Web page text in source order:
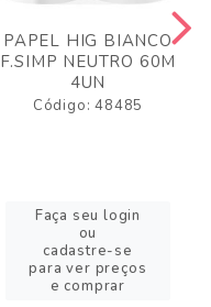
PAPEL HIG BIANCO
F.SIMP NEUTRO 60M
4UN
Código: 48485
Faça seu login
ou
cadastre-se
para ver preços
e comprar